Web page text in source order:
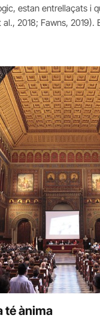
estan entrellaçats i
2018; Fawns, 2019).
té ànima